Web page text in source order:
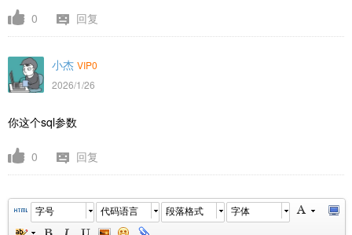
0 回复
小杰 VIP0
2026/1/26
你这个sql参数
0 回复
字号 代码语言 段落格式 字体